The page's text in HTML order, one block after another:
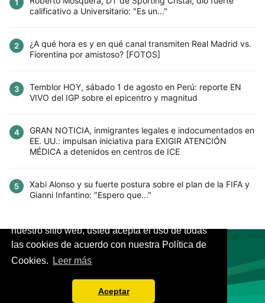
Este sitio utiliza cookies para mejorar la
nuestro sitio web, usted acepta el uso de todas
las cookies de acuerdo con nuestra Política de
Cookies.
Leer más
Aceptar
1
calificativo a Universitario: "Es un..."
2
¿A qué hora es y en qué canal transmiten Real Madrid vs.
Fiorentina por amistoso? [FOTOS]
3
Temblor HOY, sábado 1 de agosto en Perú: reporte EN
VIVO del IGP sobre el epicentro y magnitud
4
GRAN NOTICIA, inmigrantes legales e indocumentados en
EE. UU.: impulsan iniciativa para EXIGIR ATENCIÓN
MÉDICA a detenidos en centros de ICE
5
Xabi Alonso y su fuerte postura sobre el plan de la FIFA y
Gianni Infantino: "Espero que..."